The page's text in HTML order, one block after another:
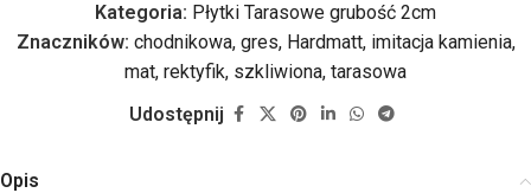
Kategoria: Płytki Tarasowe grubość 2cm
Znaczników: chodnikowa, gres, Hardmatt, imitacja kamienia,
mat, rektyfik, szkliwiona, tarasowa
Udostępnij
Opis